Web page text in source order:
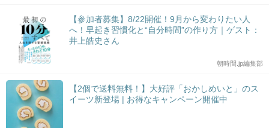
【参加者募集】8/22開催！9月から変わりたい人
へ！早起き習慣化と“自分時間”の作り方｜ゲスト：
井上皓史さん
朝時間.jp編集部
【2個で送料無料！】大好評「おかしめいと」のス
イーツ新登場 | お得なキャンペーン開催中